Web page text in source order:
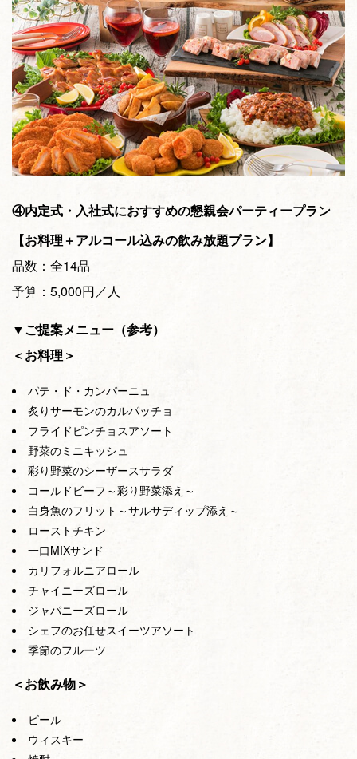
④内定式・入社式におすすめの懇親会パーティープラン
【お料理＋アルコール込みの飲み放題プラン】
品数：全14品
予算：5,000円／人
▼ご提案メニュー（参考）
＜お料理＞
パテ・ド・カンパーニュ
炙りサーモンのカルパッチョ
フライドピンチョスアソート
野菜のミニキッシュ
彩り野菜のシーザースサラダ
コールドビーフ～彩り野菜添え～
白身魚のフリット～サルサディップ添え～
ローストチキン
一口MIXサンド
カリフォルニアロール
チャイニーズロール
ジャパニーズロール
シェフのお任せスイーツアソート
季節のフルーツ
＜お飲み物＞
ビール
ウィスキー